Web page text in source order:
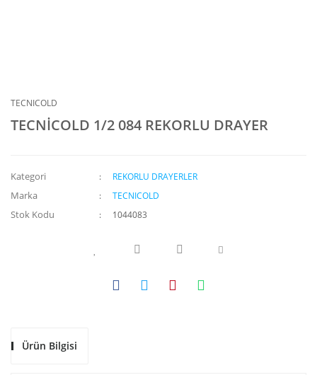
TECNICOLD
TECNİCOLD 1/2 084 REKORLU DRAYER
Kategori REKORLU DRAYERLER
Marka TECNICOLD
Stok Kodu 1044083
Ürün Bilgisi